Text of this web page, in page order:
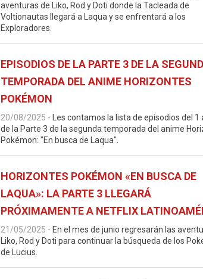
aventuras de Liko, Rod y Doti donde la Tacleada de
Voltionautas llegará a Laqua y se enfrentará a los
Exploradores.
EPISODIOS DE LA PARTE 3 DE LA
TEMPORADA DEL ANIME HORIZONTES
POKÉMON
20/08/2025 -
Les contamos la lista de episodios del 1
de la Parte 3 de la segunda temporada del anime
Pokémon: "En busca de Laqua".
HORIZONTES POKÉMON «EN BUSCA DE
LAQUA»: LA PARTE 3 LLEGARÁ
PRÓXIMAMENTE A NETFLIX
21/05/2025 - En el mes de junio regresarán las
Liko, Rod y Doti para continuar la búsqueda de los
de Lucius.